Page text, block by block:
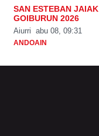
SAN ESTEBAN JAIAK
GOIBURUN 2026
Aiurri abu 08, 09:31
ANDOAIN